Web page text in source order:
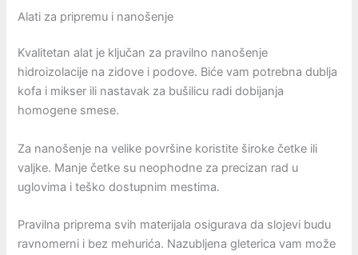
Alati za pripremu i nanošenje
Kvalitetan alat je ključan za pravilno nanošenje
hidroizolacije na zidove i podove. Biće vam potrebna dublja
kofa i mikser ili nastavak za bušilicu radi dobijanja
homogene smese.
Za nanošenje na velike površine koristite široke četke ili
valjke. Manje četke su neophodne za precizan rad u
uglovima i teško dostupnim mestima.
Pravilna priprema svih materijala osigurava da slojevi budu
ravnomerni i bez mehurića. Nazubljena gleterica vam može